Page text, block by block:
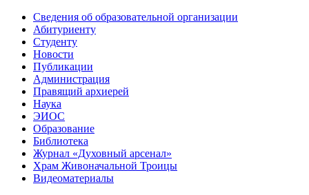
Сведения об образовательной организации
Абитуриенту
Студенту
Новости
Публикации
Администрация
Правящий архиерей
Наука
ЭИОС
Образование
Библиотека
Журнал «Духовный арсенал»
Храм Живоначальной Троицы
Видеоматериалы